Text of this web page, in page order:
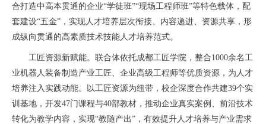
合打造中高本贯通的企业“学徒班”“现场工程师班”等特色载体，配
套建设“五金”，实现人才培养层次衔接、内容递进、资源共享，形
成纵向贯通的高素质技术技能人才培养范式。
工匠资源新赋能。联合体依托成都工匠学院，整合1000余名工
业机器人装备制造产业工匠、企业高级工程师等优质资源，为人才
培养注入实践动能。以工匠资源为纽带，校企深度合作共建39个实
训基地，开发47门课程与40部教材，推动企业真实案例、前沿技术
转化为教学内容，实现“教随产出”，有效提升人才培养与产业需求